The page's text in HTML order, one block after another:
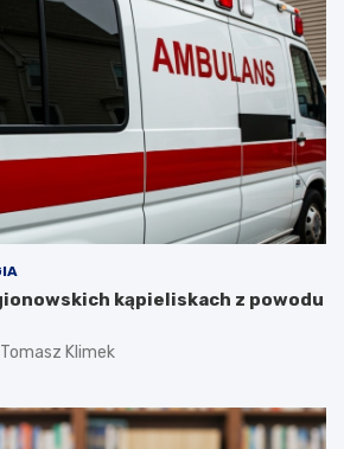
kąpieliskach z powodu
Tomasz Klimek